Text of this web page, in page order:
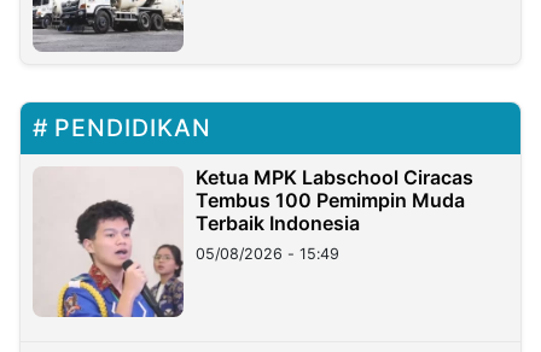
PENDIDIKAN
Ketua MPK Labschool Ciracas
Tembus 100 Pemimpin Muda
Terbaik Indonesia
05/08/2026 - 15:49